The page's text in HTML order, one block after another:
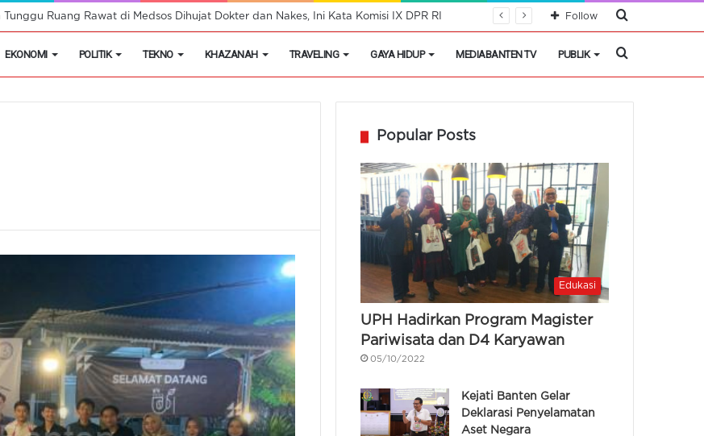
Ruang Rawat di Medsos Dihujat Dokter dan Nakes, Ini Kata Komisi IX DPR RI Cari
Follow
EKONOMI POLITIK TEKNO KHAZANAH TRAVELING GAYA HIDUP MEDIABANTEN TV PUBLIK Cari
Popular Posts
Edukasi
UPH Hadirkan Program Magister
Pariwisata dan D4 Karyawan
05/10/2022
Kejati Banten Gelar
Deklarasi Penyelamatan
Aset Negara